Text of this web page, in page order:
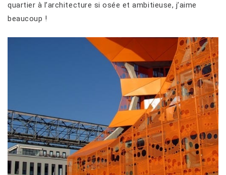
quartier à l’architecture si osée et ambitieuse, j’aime
beaucoup !